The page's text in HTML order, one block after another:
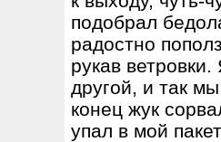
подобрал
радостно
рукав
другой, и так
конец жук
упал в мой